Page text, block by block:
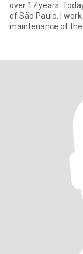
over 17 years.
of São Paulo. I
maintenance of the